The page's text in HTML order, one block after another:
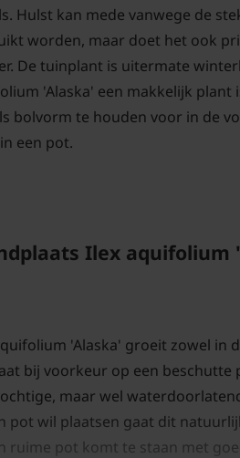
Hulst kan mede vanwege de
worden, maar doet het ook
De tuinplant is uitermate
'Alaska' een makkelijk plant
bolvorm te houden voor in de
een pot.
Ilex aquifolium
'Alaska' groeit zowel in
bij voorkeur op een beschutte
maar wel
pot wil plaatsen gaat dit
ruime pot komt te staan met